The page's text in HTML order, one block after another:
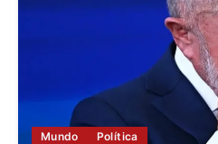
Mundo Política